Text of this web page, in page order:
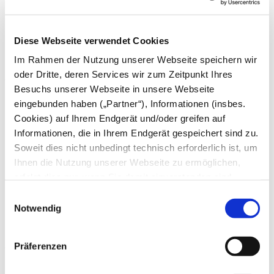
Diese Webseite verwendet Cookies
Im Rahmen der Nutzung unserer Webseite speichern wir
oder Dritte, deren Services wir zum Zeitpunkt Ihres
Besuchs unserer Webseite in unsere Webseite
eingebunden haben („Partner“), Informationen (insbes.
Cookies) auf Ihrem Endgerät und/oder greifen auf
Informationen, die in Ihrem Endgerät gespeichert sind zu.
Soweit dies nicht unbedingt technisch erforderlich ist, um
Ihnen die Nutzung unserer Webseite zu ermöglichen,
Erstellung von Statistiken über die Nutzung unserer
Webseite für uns, aber auch für die Partner zur eigenen
Nutzung. Details hierzu, insbesondere auch zu den
verarbeiteten Kategorien personenbezogener Daten und
Notwendig
Präferenzen
Februar
2024
Dezember
November
Oktober
September
August
Juni
Februar
2023